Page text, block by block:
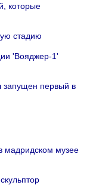
которые
стадию
'Вояджер-1'
запущен первый в
мадридском музее